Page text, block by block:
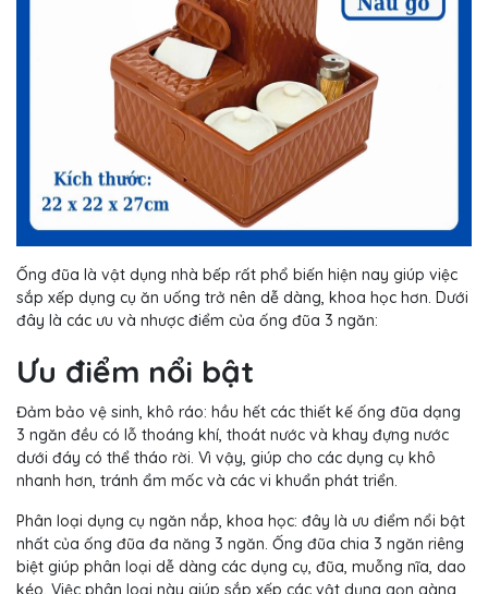
Ống đũa là vật dụng nhà bếp rất phổ biến hiện nay giúp việc
sắp xếp dụng cụ ăn uống trở nên dễ dàng, khoa học hơn. Dưới
đây là các ưu và nhược điểm của ống đũa 3 ngăn:
Ưu điểm nổi bật
Đảm bảo vệ sinh, khô ráo: hầu hết các thiết kế ống đũa dạng
3 ngăn đều có lỗ thoáng khí, thoát nước và khay đựng nước
dưới đáy có thể tháo rời. Vì vậy, giúp cho các dụng cụ khô
nhanh hơn, tránh ẩm mốc và các vi khuẩn phát triển.
Phân loại dụng cụ ngăn nắp, khoa học: đây là ưu điểm nổi bật
nhất của ống đũa đa năng 3 ngăn. Ống đũa chia 3 ngăn riêng
biệt giúp phân loại dễ dàng các dụng cụ, đũa, muỗng nĩa, dao
kéo. Việc phân loại này giúp sắp xếp các vật dụng gọn gàng,